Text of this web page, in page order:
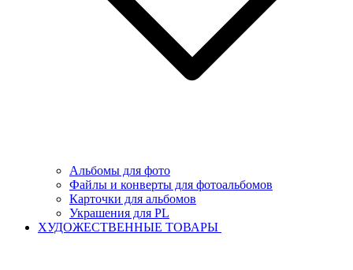
Альбомы для фото
Файлы и конверты для фотоальбомов
Карточки для альбомов
Украшения для PL
ХУДОЖЕСТВЕННЫЕ ТОВАРЫ